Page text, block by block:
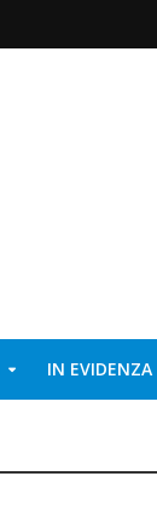
IN EVIDENZA